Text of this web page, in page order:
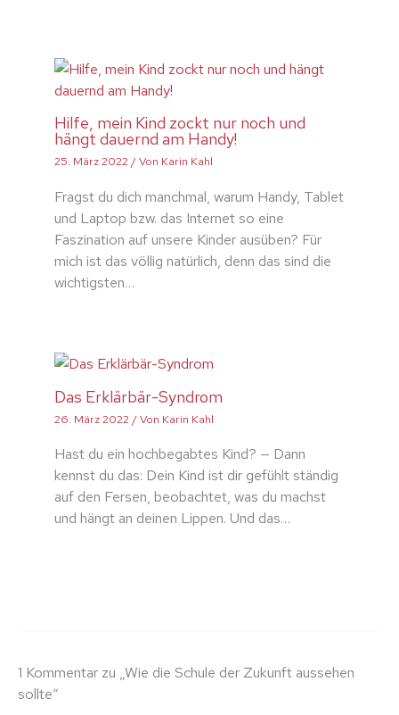
Hilfe, mein Kind zockt nur noch und
hängt dauernd am Handy!
25. März 2022/ Von Karin Kahl
Fragst du dich manchmal, warum Handy, Tablet
und Laptop bzw. das Internet so eine
Faszination auf unsere Kinder ausüben? Für
mich ist das völlig natürlich, denn das sind die
wichtigsten…
Das Erklärbär-Syndrom
26. März 2022 / Von Karin Kahl
Hast du ein hochbegabtes Kind? — Dann
kennst du das: Dein Kind ist dir gefühlt ständig
auf den Fersen, beobachtet, was du machst
und hängt an deinen Lippen. Und das…
1 Kommentar zu „Wie die Schule der Zukunft aussehen
sollte“